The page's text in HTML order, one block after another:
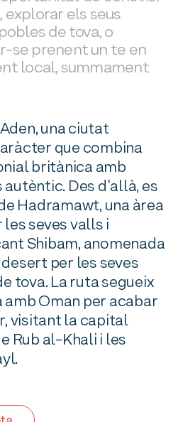
explorar els seus
de tova, o
se prenent un te en
local, summament
una ciutat
que combina
britànica amb
Des d'allà, es
Hadramawt, una àrea
seves valls i
Shibam, anomenada
per les seves
tova. La ruta segueix
Oman per acabar
visitant la capital
Rub al-Khali i les